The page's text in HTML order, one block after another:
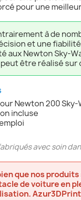
pour une
à de
et une
aux Newton Sky-
être réalisé sur
Newton 200
incluse
avec soin
que nos
de voiture en